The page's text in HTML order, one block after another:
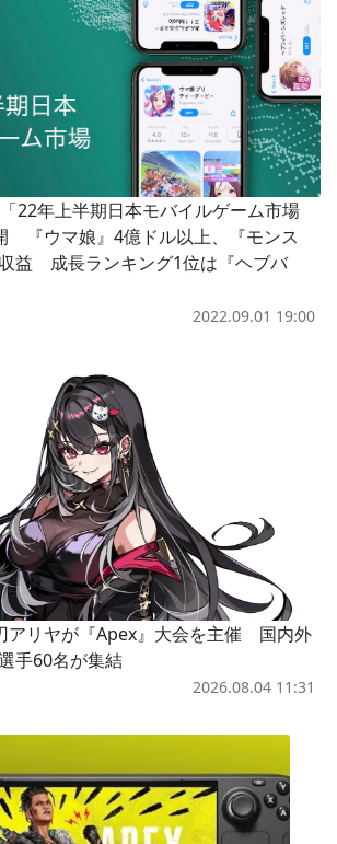
22年上半期日本モバイルゲーム市場
『ウマ娘』4億ドル以上、『モンス
益 成長ランキング1位は『ヘブバ
2022.09.01 19:00
アリヤが『Apex』大会を主催 国内外
手60名が集結
2026.08.04 11:31